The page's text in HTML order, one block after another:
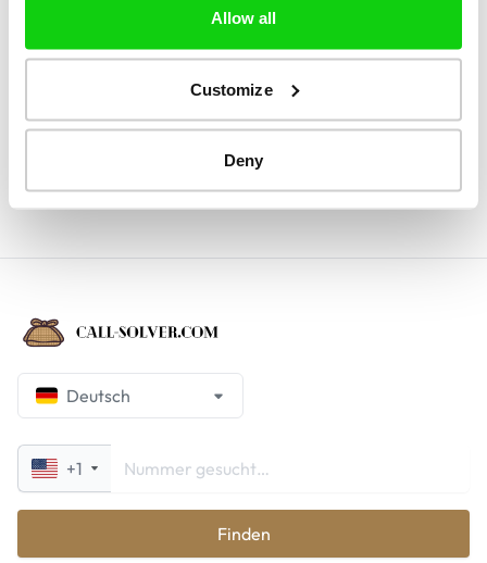
Allow all
Customize
Deny
oder die Website weiter erkunden, stimmen sie
der Verwendung dieser Cookies zu. Wenn Sie
"Nein, ich lehne ab" wählen, können wir Ihnen
den Zugang zu unserer Website nicht
Deutsch
+1
Finden